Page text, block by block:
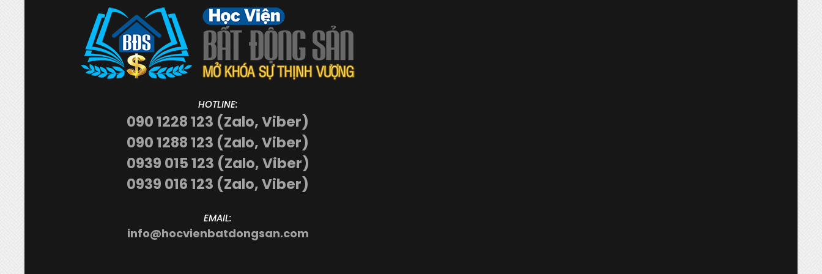
HOTLINE:
090 1228 123 (Zalo, Viber)
090 1288 123 (Zalo, Viber)
0939 015 123 (Zalo, Viber)
0939 016 123 (Zalo, Viber)
EMAIL:
info@hocvienbatdongsan.com